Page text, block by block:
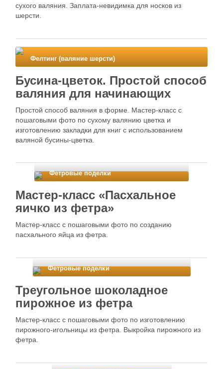
сухого валяния. Заплата-невидимка для носков из
шерсти.
Фелтинг (валяние шерсти)
Бусина-цветок. Простой способ
валяния для начинающих
Простой способ валяния в форме. Мастер-класс с
пошаговыми фото по сухому валянию цветка и
изготовлению закладки для книг с использованием
валяной бусины-цветка.
Фетровые поделки
Мастер-класс «Пасхальное
яичко из фетра»
Мастер-класс с пошаговыми фото по созданию
пасхального яйца из фетра.
Фетровые поделки
Треугольное шоколадное
пирожное из фетра
Мастер-класс с пошаговыми фото по изготовлению
пирожного-игольницы из фетра. Выкройка пирожного из
фетра.